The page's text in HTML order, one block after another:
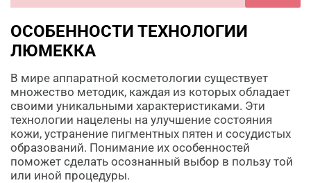
ОСОБЕННОСТИ ТЕХНОЛОГИИ
ЛЮМЕККА
В мире аппаратной косметологии существует
множество методик, каждая из которых обладает
своими уникальными характеристиками. Эти
технологии нацелены на улучшение состояния
кожи, устранение пигментных пятен и сосудистых
образований. Понимание их особенностей
поможет сделать осознанный выбор в пользу той
или иной процедуры.